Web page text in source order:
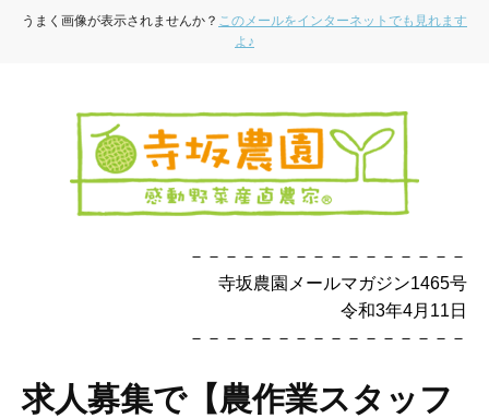
うまく画像が表示されませんか？ このメールをインターネットでも見れます
よ♪
－－－－－－－－－－－－－－－－
寺坂農園メールマガジン1465号
令和3年4月11日
－－－－－－－－－－－－－－－－
求人募集で【農作業スタッフ